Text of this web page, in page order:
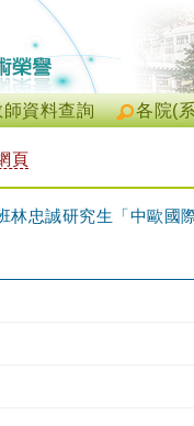
各院(
師資料查詢
頁
忠誠研究生「中歐國